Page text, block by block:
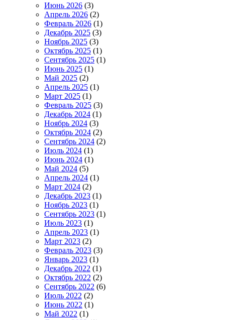
Июнь 2026 (3)
Апрель 2026 (2)
Февраль 2026 (1)
Декабрь 2025 (3)
Ноябрь 2025 (3)
Октябрь 2025 (1)
Сентябрь 2025 (1)
Июнь 2025 (1)
Май 2025 (2)
Апрель 2025 (1)
Март 2025 (1)
Февраль 2025 (3)
Декабрь 2024 (1)
Ноябрь 2024 (3)
Октябрь 2024 (2)
Сентябрь 2024 (2)
Июль 2024 (1)
Июнь 2024 (1)
Май 2024 (5)
Апрель 2024 (1)
Март 2024 (2)
Декабрь 2023 (1)
Ноябрь 2023 (1)
Сентябрь 2023 (1)
Июль 2023 (1)
Апрель 2023 (1)
Март 2023 (2)
Февраль 2023 (3)
Январь 2023 (1)
Декабрь 2022 (1)
Октябрь 2022 (2)
Сентябрь 2022 (6)
Июль 2022 (2)
Июнь 2022 (1)
Май 2022 (1)